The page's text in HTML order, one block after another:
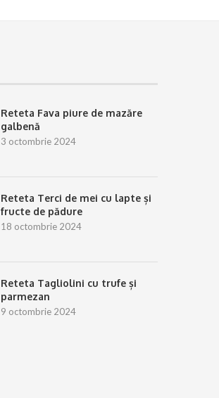
Reteta Fava piure de mazăre
galbenă
3 octombrie 2024
Reteta Terci de mei cu lapte și
fructe de pădure
18 octombrie 2024
Reteta Tagliolini cu trufe și
parmezan
9 octombrie 2024